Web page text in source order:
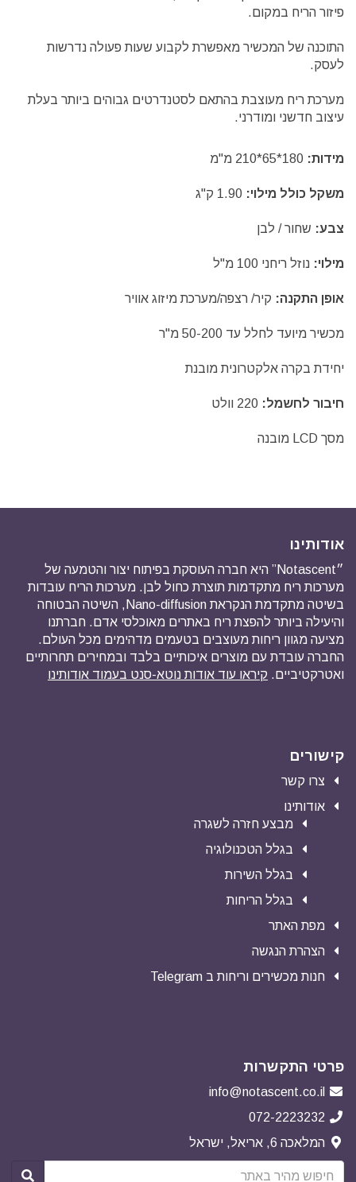
פיזור הריח במקום.
התוכנה של המכשיר מאפשרת לקבוע שעות פעולה נדרשות
לעסק.
מערכת ריח מעוצבת בהתאם לסטנדרטים גבוהים ביותר בעלת
עיצוב חדשני ומודרני.
מידות:
משקל כולל מילוי:
צבע: שחור / לבן
מילוי: נוזל ריחני 100 מ"ל
אופן התקנה: קיר/ רצפה/מערכת מיזוג אוויר
מכשיר מיועד לחלל עד 50-200 מ"ר
יחידת בקרה אלקטרונית מובנת
חיבור לחשמל: 220 וולט
מסך LCD מובנה
אודותינו
״Notascent” היא חברה העוסקת בפיתוח יצור והטמעה של
מערכות ריח מתקדמות תוצרת כחול לבן. מערכות הריח עובדות
בשיטה מתקדמת הנקראת Nano-diffusion, השיטה הבטוחה
והיעילה ביותר להפצת ריח באתרים מאוכלסי אדם. חברתנו
מציעה מגוון ריחות מעוצבים בטעמים מדהימים מכל העולם.
החברה עובדת עם מוצרים איכותיים בלבד ובמחירים תחרותיים
ואטרקטיביים. קיראו עוד אודות נוטא-סנט בעמוד אודותינו
קישורים
צרו קשר
אודותינו
מבצע חזרה לשגרה
בגלל הטכנולוגיה
בגלל השירות
בגלל הריחות
מפת האתר
הצהרת הנגשה
חנות מכשירים וריחות ב Telegram
פרטי התקשרות
info@notascent.co.il
072-2223232
המלאכה 6, אריאל, ישראל